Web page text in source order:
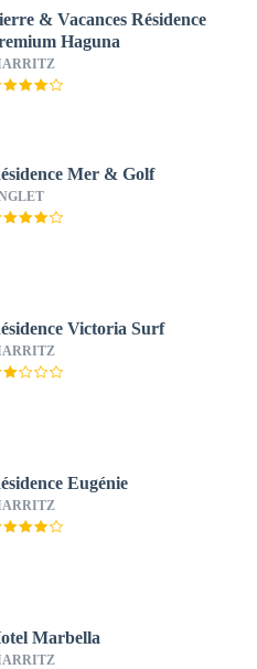
& Vacances Résidence
Haguna
Mer & Golf
Victoria Surf
Eugénie
Marbella